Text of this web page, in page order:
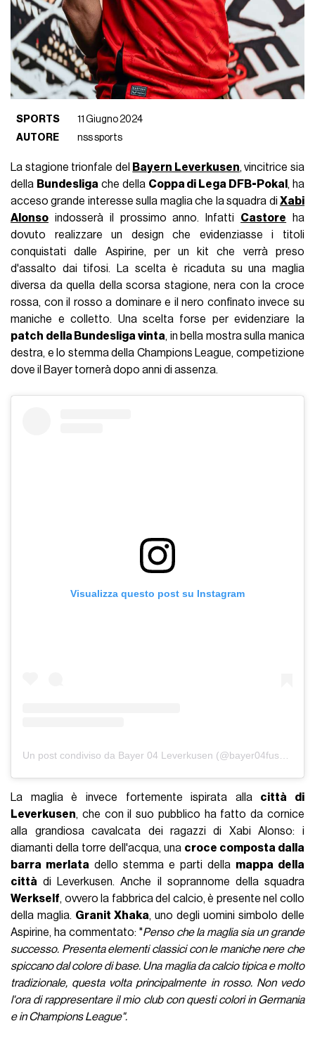
SPORTS
11 Giugno 2024
AUTORE
nss sports
La stagione trionfale del Bayern Leverkusen, vincitrice sia
della Bundesliga che della Coppa di Lega DFB-Pokal , ha
acceso grande interesse sulla maglia che la squadra di Xabi
Alonso indosserà il prossimo anno. Infatti Castore ha
dovuto realizzare un design che evidenziasse i titoli
conquistati dalle Aspirine, per un kit che verrà preso
d'assalto dai tifosi. La scelta è ricaduta su una maglia
diversa da quella della scorsa stagione, nera con la croce
rossa, con il rosso a dominare e il nero confinato invece su
maniche e colletto. Una scelta forse per evidenziare la
patch della Bundesliga vinta, in bella mostra sulla manica
destra, e lo stemma della Champions League, competizione
dove il Bayer tornerà dopo anni di assenza.
Visualizza questo post su Instagram
Un post condiviso da Bayer 04 Leverkusen (@bayer04fussball)
La maglia è invece fortemente ispirata alla città di
Leverkusen, che con il suo pubblico ha fatto da cornice
alla grandiosa cavalcata dei ragazzi di Xabi Alonso: i
diamanti della torre dell'acqua, una croce composta dalla
barra merlata dello stemma e parti della mappa della
città di Leverkusen. Anche il soprannome della squadra
Werkself, ovvero la fabbrica del calcio, è presente nel collo
della maglia. Granit Xhaka, uno degli uomini simbolo delle
Aspirine, ha commentato: "Penso che la maglia sia un grande
successo. Presenta elementi classici con le maniche nere che
spiccano dal colore di base. Una maglia da calcio tipica e molto
tradizionale, questa volta principalmente in rosso. Non vedo
l'ora di rappresentare il mio club con questi colori in Germania
e in Champions League".